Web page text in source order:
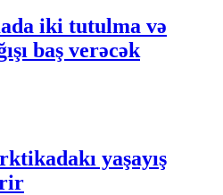
iki tutulma və
baş verəcək
yaşayış